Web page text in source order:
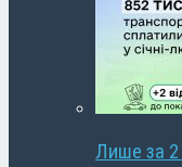
Лише за 2